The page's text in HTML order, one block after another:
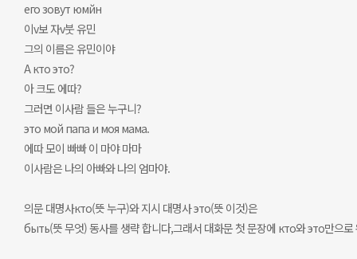
его зовут юмйн
이v보 자v붓 유민
그의 이름은 유민이야
А кто это?
아 크도 에따?
그러면 이사람 들은 누구니?
это мой папа и моя мама.
에따 모이 빠빠 이 마야 마마
이사람은 나의 아빠와 나의 엄마야.
의문 대명사кто(뜻 누구)와 지시 대명사 это(뜻 이것)은
быть(뜻 무엇) 동사를 생략 합니다,그래서 대화문 첫 문장에 кто와 это만으로